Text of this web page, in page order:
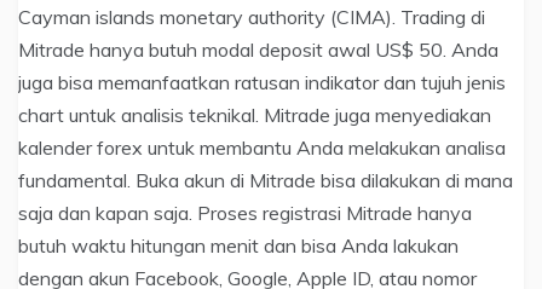
Cayman islands monetary authority (CIMA). Trading di
Mitrade hanya butuh modal deposit awal US$ 50. Anda
juga bisa memanfaatkan ratusan indikator dan tujuh jenis
chart untuk analisis teknikal. Mitrade juga menyediakan
kalender forex untuk membantu Anda melakukan analisa
fundamental. Buka akun di Mitrade bisa dilakukan di mana
saja dan kapan saja. Proses registrasi Mitrade hanya
butuh waktu hitungan menit dan bisa Anda lakukan
dengan akun Facebook, Google, Apple ID, atau nomor